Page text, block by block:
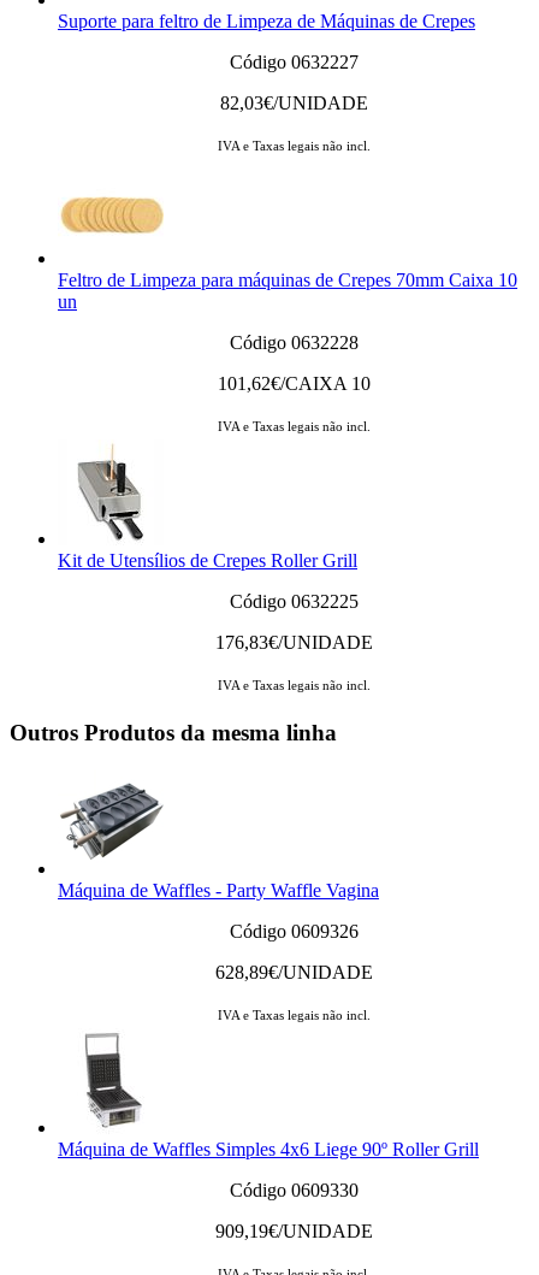
Suporte para feltro de Limpeza de Máquinas de Crepes
Código 0632227
82,03€/UNIDADE
IVA e Taxas legais não incl.
Feltro de Limpeza para máquinas de Crepes 70mm Caixa 10
un
Código 0632228
101,62€/CAIXA 10
IVA e Taxas legais não incl.
Kit de Utensílios de Crepes Roller Grill
Código 0632225
176,83€/UNIDADE
IVA e Taxas legais não incl.
Outros Produtos da mesma linha
Máquina de Waffles - Party Waffle Vagina
Código 0609326
628,89€/UNIDADE
IVA e Taxas legais não incl.
Máquina de Waffles Simples 4x6 Liege 90º Roller Grill
Código 0609330
909,19€/UNIDADE